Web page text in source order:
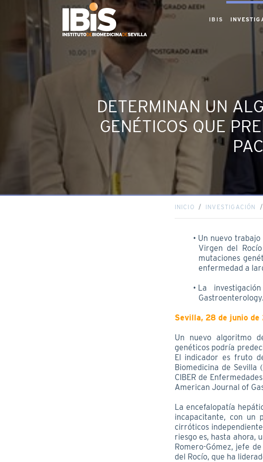
IBIS
DETERMINAN UN
GENÉTICOS QUE
INICIO INVESTIGACIÓN
Un nuevo
Virgen del
mutaciones
enfermedad a
La
Gastroenterology.
Sevilla, 28 de junio de
Un nuevo algoritmo
genéticos podría
El indicador es fruto
Biomedicina de
CIBER de
American Journal of
La encefalopatía
incapacitante, con un
cirróticos
riesgo es, hasta ahora,
Romero-Gómez, jefe
del Rocío, que ha